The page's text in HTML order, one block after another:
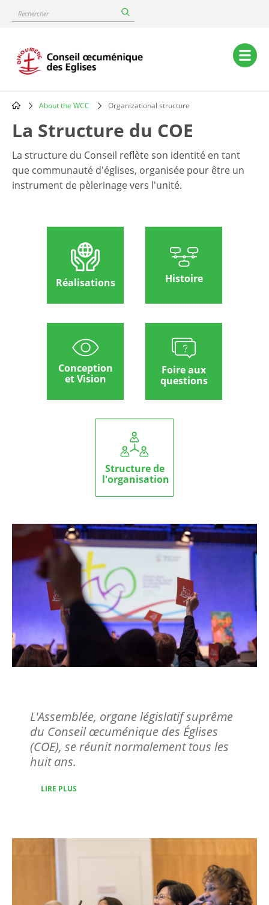
content
Rechercher
Main
navigation
Breadcrumb
About the WCC Organizational structure
La Structure du COE
La structure du Conseil reflète son identité en tant
que communauté d'églises, organisée pour être un
instrument de pèlerinage vers l'unité.
Réalisations Histoire
Conception
et Vision
Foire aux
questions
Structure de
l'organisation
L'Assemblée, organe législatif suprême
du Conseil œcuménique des Églises
(COE), se réunit normalement tous les
huit ans.
LIRE PLUS